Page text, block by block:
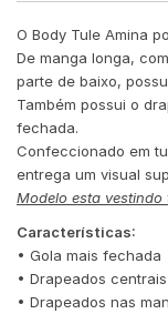
O Body Tule Amina
De manga longa,
parte de baixo,
Também possui o
fechada.
Confeccionado em
entrega um visual
Modelo esta vestindo
Características:
• Gola mais fechada
• Drapeados
• Drapeados nas